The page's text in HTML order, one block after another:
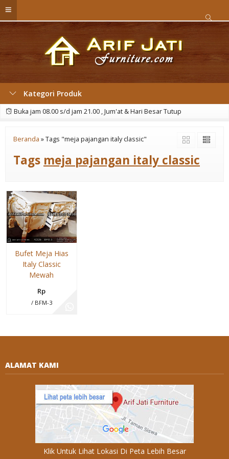
Kategori Produk
Buka jam 08.00 s/d jam 21.00 , Jum'at & Hari Besar Tutup
Beranda »Tags "meja pajangan italy classic"
Tags meja pajangan italy classic
Bufet Meja Hias
Italy Classic
Mewah
Rp
/ BFM-3
ALAMAT KAMI
Klik Untuk Lihat Lokasi Di Peta Lebih Besar